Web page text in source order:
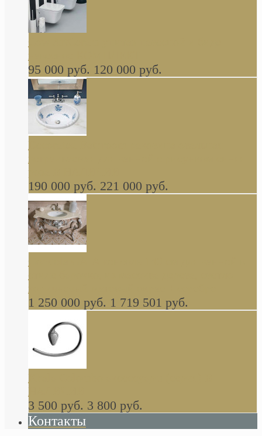
навесное КОМПЛЕКТ
95 000 руб. 120 000 руб.
Decorated Bathroom раковина овальная
встраиваемая для ванной с рисунком синяя
роза В НАЛИЧИИ
190 000 руб. 221 000 руб.
стиле барокко, из массива дерева, светло
коричневый матовый окрас + серебро
1 250 000 руб. 1 719 501 руб.
Khala Colombo аксессуары (серия) В
НАЛИЧИИ
3 500 руб. 3 800 руб.
Контакты